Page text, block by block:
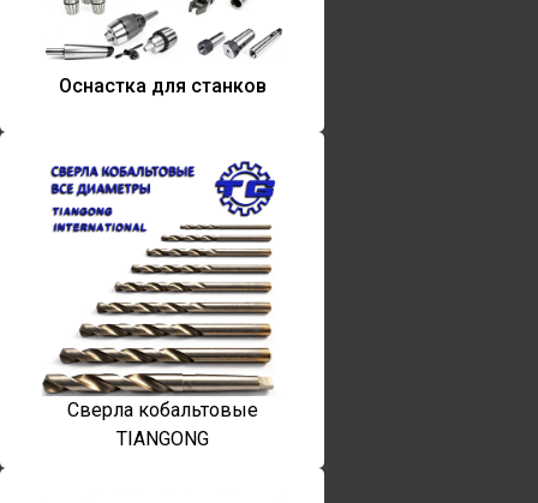
Оснастка для станков
Сверла кобальтовые
TIANGONG